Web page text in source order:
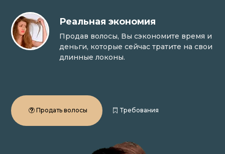
Реальная экономия
Продав волосы, Вы сэкономите время и
деньги, которые сейчас тратите на свои
длинные локоны.
Продать волосы Требования